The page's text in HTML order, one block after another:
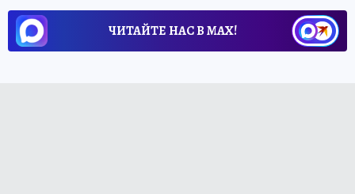
ЧИТАЙТЕ НАС В МАХ!